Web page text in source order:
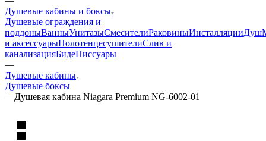
Душевые кабины и боксы
Душевые ограждения и
поддоныВанныУнитазыСмесителиРаковиныИнсталляцииДуш
и аксессуарыПолотенцесушителиСлив и
канализацияБидеПиссуары
—
Душевые кабины
Душевые боксы
—Душевая кабина Niagara Premium NG-6002-01